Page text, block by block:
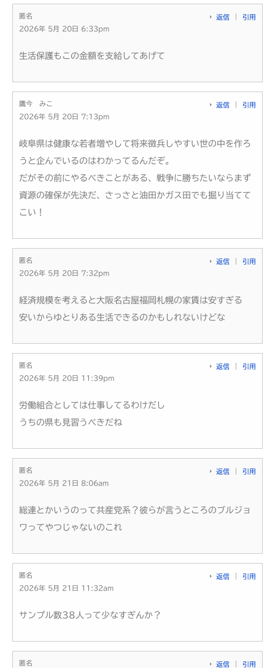
匿名
2026年 5月 20日 6:33pm
返信 引用
生活保護もこの金額を支給してあげて
鷹今 みこ
2026年 5月 20日 7:13pm
返信 引用
岐阜県は健康な若者増やして将来徴兵しやすい世の中を作ろ
うと企んでいるのはわかってるんだぞ。
だがその前にやるべきことがある、戦争に勝ちたいならまず
資源の確保が先決だ、さっさと油田かガス田でも掘り当てて
こい！
匿名
2026年 5月 20日 7:32pm
返信 引用
経済規模を考えると大阪名古屋福岡札幌の家賃は安すぎる
安いからゆとりある生活できるのかもしれないけどな
匿名
2026年 5月 20日 11:39pm
返信 引用
労働組合としては仕事してるわけだし
うちの県も見習うべきだね
匿名
2026年 5月 21日 8:06am
返信 引用
総連とかいうのって共産党系？彼らが言うところのブルジョ
ワってやつじゃないのこれ
匿名
2026年 5月 21日 11:32am
返信 引用
サンプル数38人って少なすぎんか？
匿名
返信 引用